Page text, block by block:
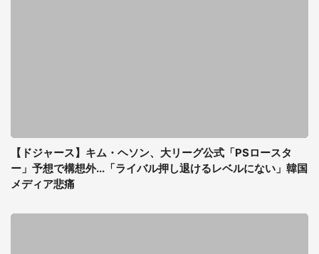
【ドジャース】キム・ヘソン、大リーグ公式「PSロースタ
ー」予想で構想外...「ライバル押し退けるレベルにない」韓国
メディア悲痛